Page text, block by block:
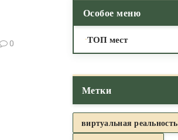
0
Особое меню
ТОП мест
Метки
виртуальная реальность